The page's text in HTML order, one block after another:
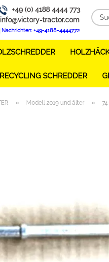
+49 (0) 4188 4444 773
info@victory-tractor.com
Nachrichten: +49-4188-4444772
RECYCLING SCHREDDER
» Modell 2019 und älter »